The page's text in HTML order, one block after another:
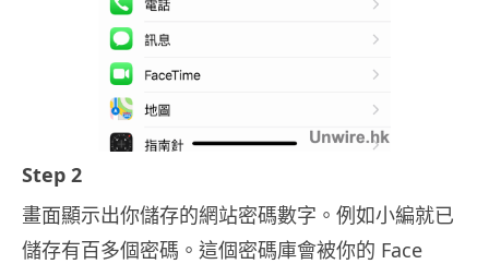
Step 2
畫面顯示出你儲存的網站密碼數字。例如小編就已
儲存有百多個密碼。這個密碼庫會被你的 Face